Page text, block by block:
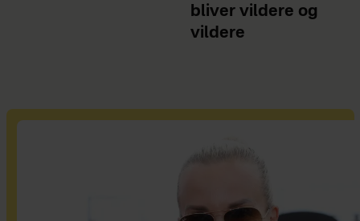
bliver vildere og
vildere